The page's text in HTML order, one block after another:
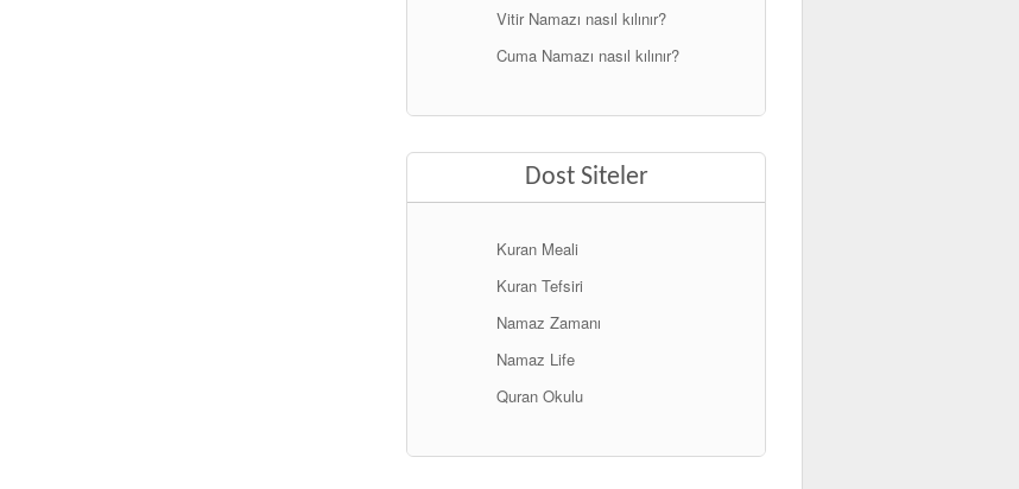
Vitir Namazı nasıl kılınır?
Cuma Namazı nasıl kılınır?
Dost Siteler
Kuran Meali
Kuran Tefsiri
Namaz Zamanı
Namaz Life
Quran Okulu